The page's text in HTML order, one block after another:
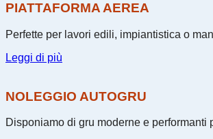
PIATTAFORMA AEREA
Perfette per lavori edili, impiantistica o
Leggi di più
NOLEGGIO AUTOGRU
Disponiamo di gru moderne e